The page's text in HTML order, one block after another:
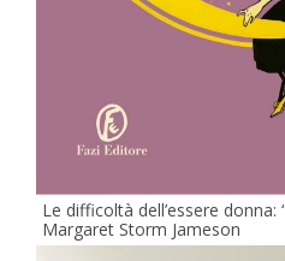
Le difficoltà dell’essere donna:
Margaret Storm Jameson